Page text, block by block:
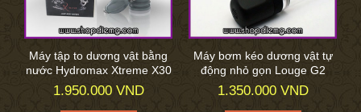
Máy tập to dương vật bằng
nước Hydromax Xtreme X30
1.950.000 VND
Máy bơm kéo dương vật tự
động nhỏ gọn Louge G2
1.350.000 VND